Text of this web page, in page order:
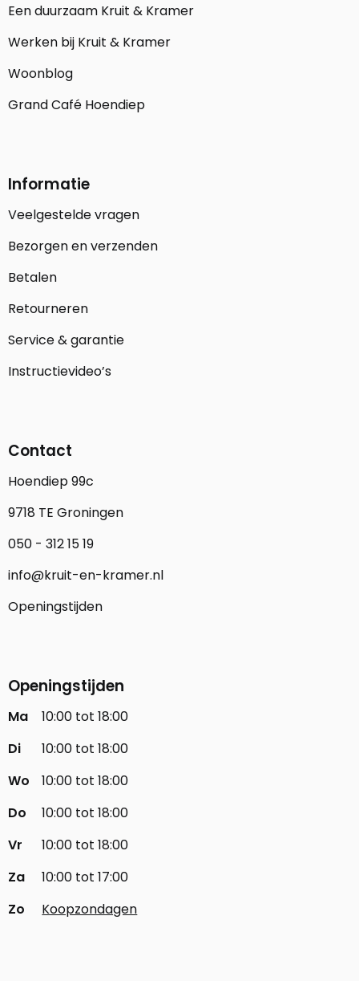
Een duurzaam Kruit & Kramer
Werken bij Kruit & Kramer
Woonblog
Grand Café Hoendiep
Informatie
Veelgestelde vragen
Bezorgen en verzenden
Betalen
Retourneren
Service & garantie
Instructievideo’s
Contact
Hoendiep 99c
9718 TE Groningen
050 - 312 15 19
info@kruit-en-kramer.nl
Openingstijden
Openingstijden
Ma
10:00 tot 18:00
Di
10:00 tot 18:00
Wo
10:00 tot 18:00
Do
10:00 tot 18:00
Vr
10:00 tot 18:00
Za
10:00 tot 17:00
Zo
Koopzondagen